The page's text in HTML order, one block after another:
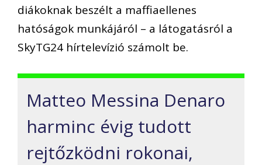
diákoknak beszélt a maffiaellenes
hatóságok munkájáról – a látogatásról a
SkyTG24 hírtelevízió számolt be.
Matteo Messina Denaro
harminc évig tudott
rejtőzködni rokonai,